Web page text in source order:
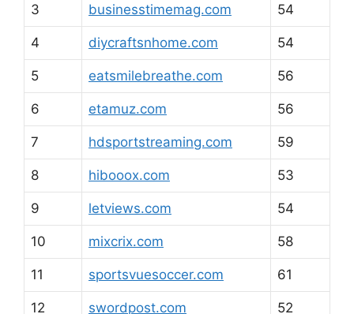
3 businesstimemag.com 54
4 diycraftsnhome.com 54
5 eatsmilebreathe.com 56
6 etamuz.com 56
7 hdsportstreaming.com 59
8 hibooox.com 53
9 letviews.com 54
10 mixcrix.com 58
11 sportsvuesoccer.com 61
12 swordpost.com 52